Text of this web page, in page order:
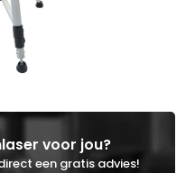
voor jou?
een gratis advies!